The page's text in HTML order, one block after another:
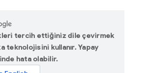
tercih ettiğiniz dile çevirmek
teknolojisini kullanır. Yapay
hata olabilir.